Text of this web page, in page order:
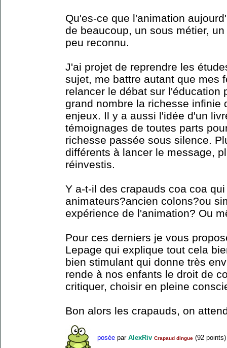
Qu'es-ce que l'animation
de beaucoup, un sous métier,
peu reconnu.
J'ai projet de reprendre les
sujet, me battre autant que mes
relancer le débat sur l'éducation
grand nombre la richesse infinie
enjeux. Il y a aussi l'idée d'un
témoignages de toutes parts
richesse passée sous silence.
différents à lancer le message,
réinvestis.
Y a-t-il des crapauds coa coa
animateurs?ancien colons?ou
expérience de l'animation? Ou
Pour ces derniers je vous
Lepage qui explique tout cela
bien stimulant qui donne très
rende à nos enfants le droit de
critiquer, choisir en pleine
Bon alors les crapauds, on
posée par AlexRiv Crapaud dingue (92 points)